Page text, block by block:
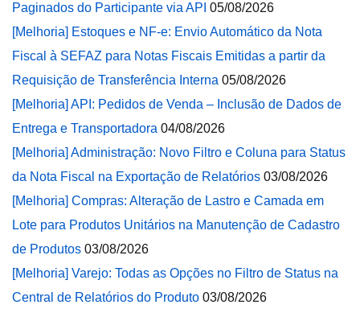
Paginados do Participante via API 05/08/2026
[Melhoria] Estoques e NF-e: Envio Automático da Nota
Fiscal à SEFAZ para Notas Fiscais Emitidas a partir da
Requisição de Transferência Interna 05/08/2026
[Melhoria] API: Pedidos de Venda – Inclusão de Dados de
Entrega e Transportadora 04/08/2026
[Melhoria] Administração: Novo Filtro e Coluna para Status
da Nota Fiscal na Exportação de Relatórios 03/08/2026
[Melhoria] Compras: Alteração de Lastro e Camada em
Lote para Produtos Unitários na Manutenção de Cadastro
de Produtos 03/08/2026
[Melhoria] Varejo: Todas as Opções no Filtro de Status na
Central de Relatórios do Produto 03/08/2026